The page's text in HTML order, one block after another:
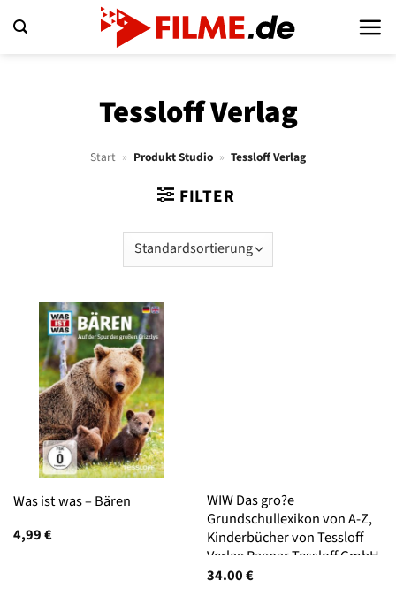
Inhalt
Tessloff Verlag
Start » Produkt Studio » Tessloff Verlag
FILTER
Was ist was – Bären
4,99€
WIW Das gro?e
Grundschullexikon von A-Z,
Kinderbücher von Tessloff
Verlag Ragnar Tessloff GmbH
& Co.KG
34.00€